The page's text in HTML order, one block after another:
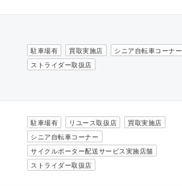
駐車場有 買取実施店
シニア自転車コーナー
ストライダー取扱店
駐車場有 リユース取扱店
買取実施店
シニア自転車コーナー
サイクルポーター配送サービス実施店舗
ストライダー取扱店